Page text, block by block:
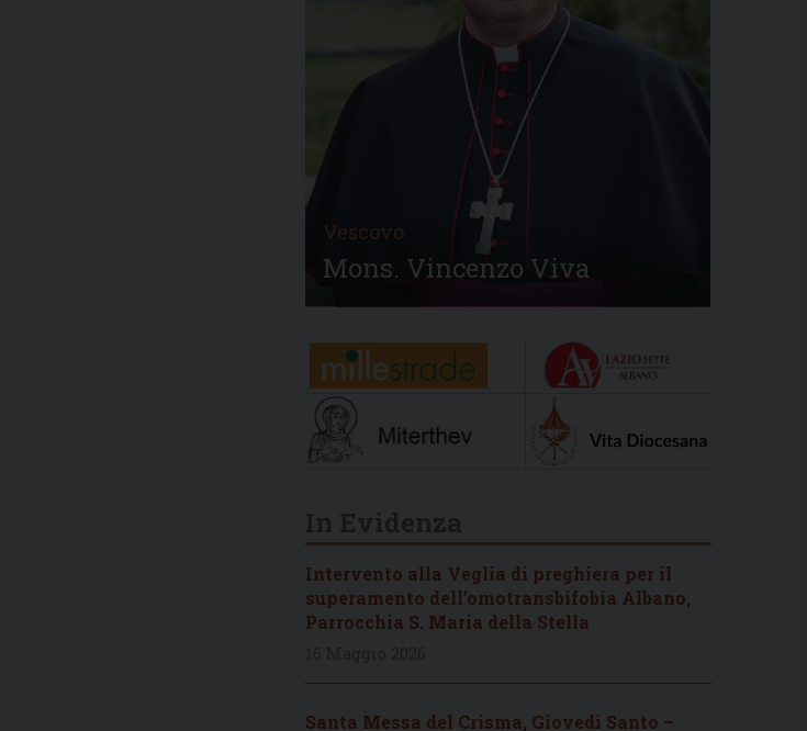
Vescovo
Mons. Vincenzo Viva
Intervento alla Veglia di preghiera per il
superamento dell’omotransbifobia Albano,
Parrocchia S. Maria della Stella
Santa Messa del Crisma, Giovedì Santo –